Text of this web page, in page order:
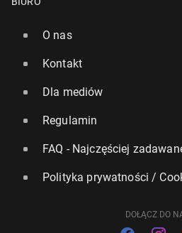
Pożary zmienią mapę
31 lipca, 11:00
O nas
Kontakt
Dla mediów
Regulamin
FAQ - Najczęściej
Polityka prywatności /
DOŁĄCZ DO